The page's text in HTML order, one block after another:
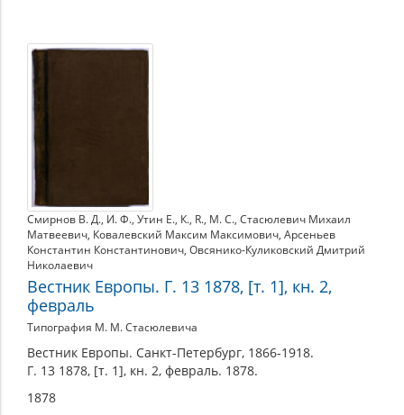
Смирнов В. Д., И. Ф., Утин Е., К., R., М. С., Стасюлевич Михаил
Матвеевич, Ковалевский Максим Максимович, Арсеньев
Константин Константинович, Овсянико-Куликовский Дмитрий
Николаевич
Вестник Европы. Г. 13 1878, [т. 1], кн. 2,
февраль
Типография М. М. Стасюлевича
Вестник Европы. Санкт-Петербург, 1866-1918.
Г. 13 1878, [т. 1], кн. 2, февраль. 1878.
1878